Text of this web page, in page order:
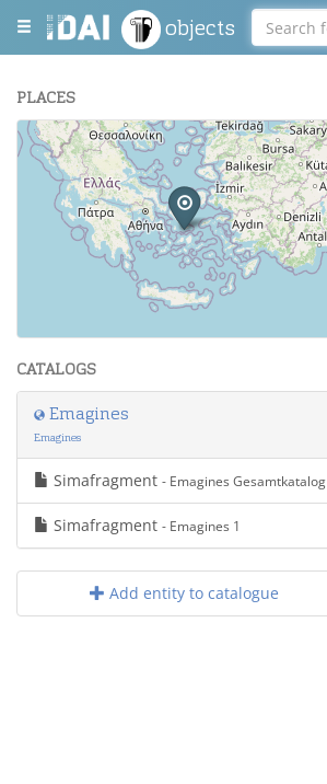
objects
PLACES
+
−
CATALOGS
Emagines
Emagines
Simafragment - Emagines Gesamtkatalog
Simafragment - Emagines 1
Add entity to catalogue